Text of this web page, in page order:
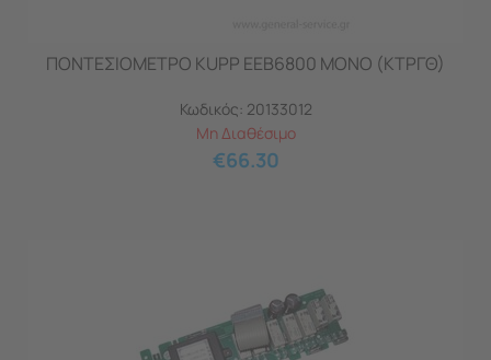
ΠΟΝΤΕΣΙΟΜΕΤΡΟ KUPP EEB6800 ΜΟΝΟ (ΚΤΡΓΘ)
Κωδικός: 20133012
Μη Διαθέσιμο
€66.30